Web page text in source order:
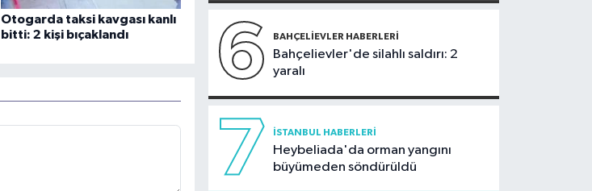
Otogarda taksi kavgası kanlı
bitti: 2 kişi bıçaklandı
6 BAHÇELIEVLER HABERLERI
Bahçelievler'de silahlı saldırı: 2
yaralı
7 İSTANBUL HABERLERI
Heybeliada'da orman yangını
büyümeden söndürüldü